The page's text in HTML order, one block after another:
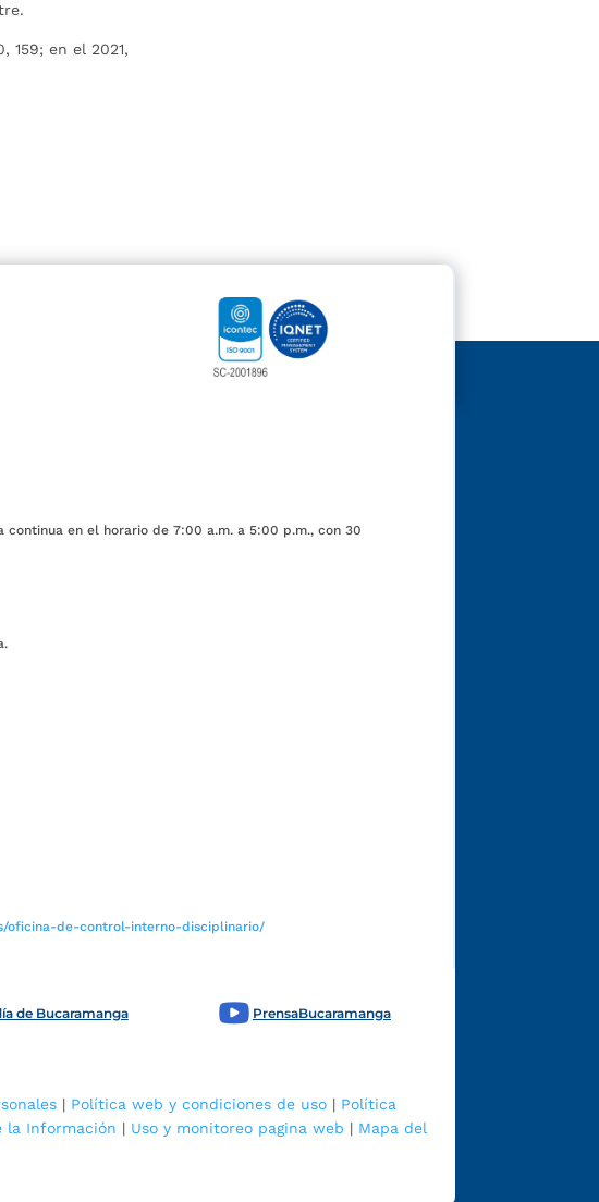
159; en el 2021,
continua en el horario de 7:00 a.m. a 5:00 p.m., con 30
oficina-de-control-interno-disciplinario/
de Bucaramanga PrensaBucaramanga
| Política web y condiciones de uso | Política
la Información | Uso y monitoreo pagina web | Mapa del